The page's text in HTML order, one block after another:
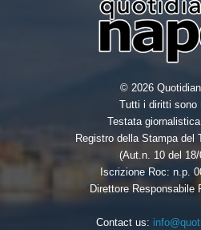
© 2026
Tutti i diritti sono
Testata
Registro della Stampa del
(Aut.n. 10 del
Iscrizione Roc: n.p.
Direttore Responsabile
Contact us: